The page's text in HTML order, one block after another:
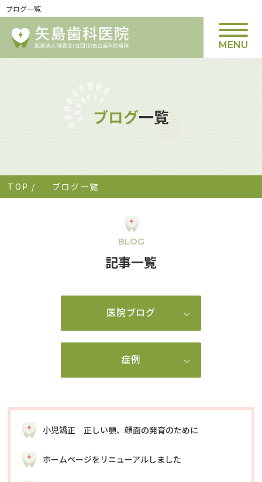
ブログ一覧
MENU
ブログ一覧
TOP / ブログ一覧
BLOG
記事一覧
医院ブログ
症例
小児矯正 正しい顎、顔面の発育のために
ホームページをリニューアルしました